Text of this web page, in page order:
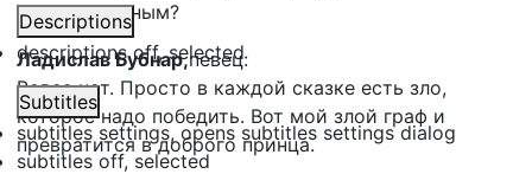
Descriptions
descriptions off, selected
Subtitles
subtitles settings, opens subtitles settings dialog
subtitles off, selected
положительным?
Ладислав Бубнар,певец:
Вовсе нет. Просто в каждой сказке есть зло,
которое надо победить. Вот мой злой граф и
превратится в доброго принца.